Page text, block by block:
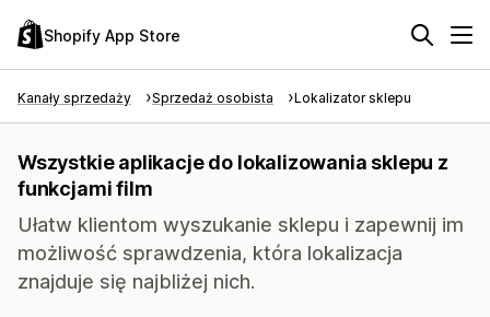
Shopify App Store
Kanały sprzedaży Sprzedaż osobista Lokalizator sklepu
Wszystkie aplikacje do lokalizowania sklepu z
funkcjami film
Ułatw klientom wyszukanie sklepu i zapewnij im
możliwość sprawdzenia, która lokalizacja
znajduje się najbliżej nich.